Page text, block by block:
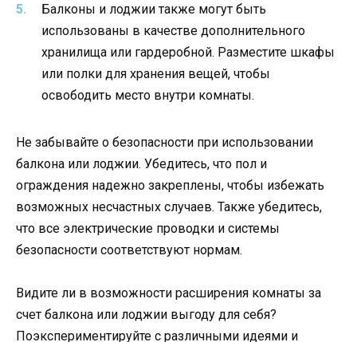
Балконы и лоджии также могут быть
использованы в качестве дополнительного
хранилища или гардеробной. Разместите шкафы
или полки для хранения вещей, чтобы
освободить место внутри комнаты.
Не забывайте о безопасности при использовании
балкона или лоджии. Убедитесь, что пол и
ограждения надежно закреплены, чтобы избежать
возможных несчастных случаев. Также убедитесь,
что все электрические проводки и системы
безопасности соответствуют нормам.
Видите ли в возможности расширения комнаты за
счет балкона или лоджии выгоду для себя?
Поэкспериментируйте с различными идеями и